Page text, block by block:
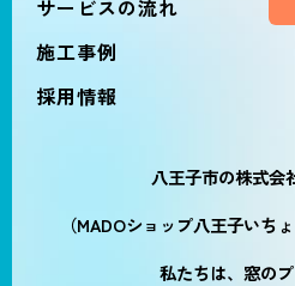
サービスの流れ
施工事例
採用情報
八王子市の株式会
（MADOショップ八王子いち
私たちは、窓のプ